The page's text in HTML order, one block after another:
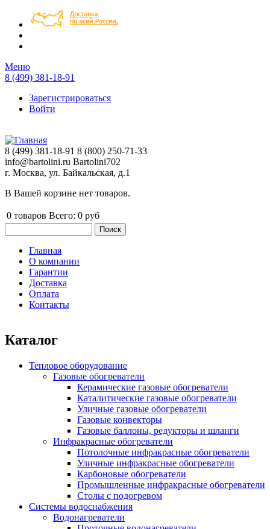
Перейти к основному содержанию
Меню
8 (499) 381-18-91
Зарегистрироваться
Войти
8 (499) 381-18-91 8 (800) 250-71-33
info@bartolini.ru Bartolini702
г. Москва, ул. Байкальская, д.1
В Вашей корзине нет товаров.
0 товаров Всего: 0 руб
Главное меню
Главная
О компании
Гарантии
Доставка
Оплата
Контакты
Каталог
Тепловое оборудование
Газовые обогреватели
Керамические газовые обогреватели
Каталитические газовые обогреватели
Уличные газовые обогреватели
Газовые конвекторы
Газовые баллоны, редукторы и шланги
Инфракрасные обогреватели
Потолочные инфракрасные обогреватели
Уличные инфракрасные обогреватели
Карбоновые обогреватели
Промышленные инфракрасные обогреватели
Столы с подогревом
Системы водоснабжения
Водонагреватели